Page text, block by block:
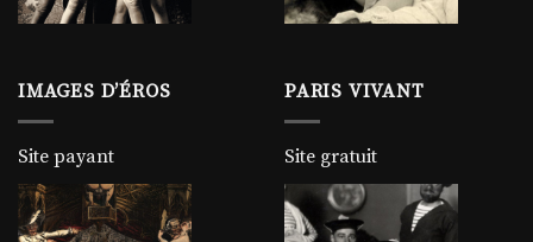
IMAGES D’ÉROS
Site payant
PARIS VIVANT
Site gratuit